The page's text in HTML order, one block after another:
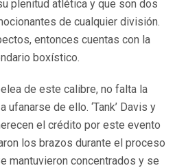
plenitud atlética y que son dos
de cualquier división.
entonces cuentas con la
boxístico.
de este calibre, no falta la
ufanarse de ello. ‘Tank’ Davis y
el crédito por este evento
los brazos durante el proceso
mantuvieron concentrados y se